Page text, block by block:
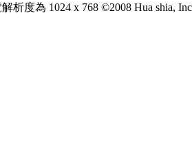
析度為 1024 x 768 ©2008 Hua shia,